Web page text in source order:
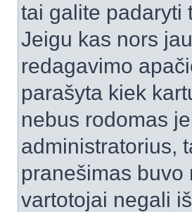
tai galite padaryti
Jeigu kas nors
redagavimo
parašyta kiek
nebus rodomas
administratorius,
pranešimas buvo
vartotojai negali